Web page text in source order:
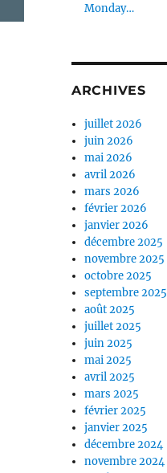
Monday…
ARCHIVES
juillet 2026
juin 2026
mai 2026
avril 2026
mars 2026
février 2026
janvier 2026
décembre 2025
novembre 2025
octobre 2025
septembre 2025
août 2025
juillet 2025
juin 2025
mai 2025
avril 2025
mars 2025
février 2025
janvier 2025
décembre 2024
novembre 2024